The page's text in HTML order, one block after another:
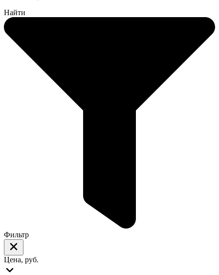
Найти
Фильтр
Цена, руб.